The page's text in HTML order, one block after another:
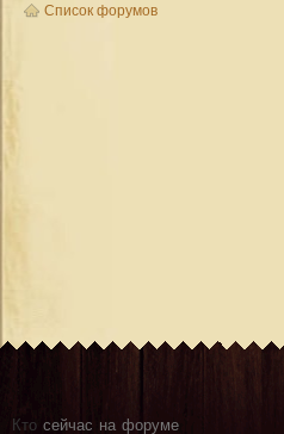
Список форумов
Кто сейчас на форуме